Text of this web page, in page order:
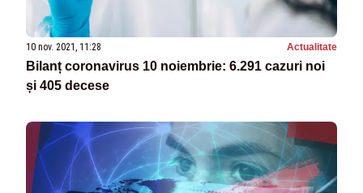
10 nov. 2021, 11:28 Actualitate
Bilanț coronavirus 10 noiembrie: 6.291 cazuri noi
și 405 decese